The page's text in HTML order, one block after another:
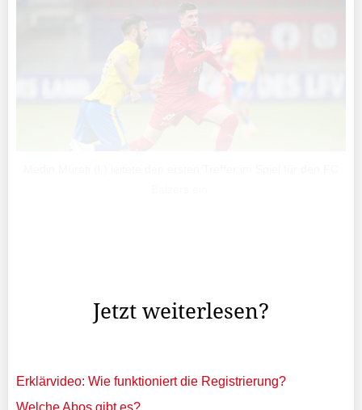
Jetzt weiterlesen?
Erklärvideo: Wie funktioniert die Registrierung?
Welche Abos gibt es?